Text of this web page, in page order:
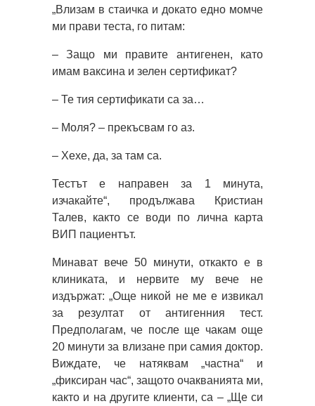
„Влизам в стаичка и докато едно момче
ми прави теста, го питам:
– Защо ми правите антигенен, като
имам ваксина и зелен сертификат?
– Те тия сертификати са за…
– Моля? – прекъсвам го аз.
– Хехе, да, за там са.
Тестът е направен за 1 минута,
изчакайте“, продължава Кристиан
Талев, както се води по лична карта
ВИП пациентът.
Минават вече 50 минути, откакто е в
клиниката, и нервите му вече не
издържат: „Още никой не ме е извикал
за резултат от антигенния тест.
Предполагам, че после ще чакам още
20 минути за влизане при самия доктор.
Виждате, че натяквам „частна“ и
„фиксиран час“, защото очакванията ми,
както и на другите клиенти, са – „Ще си